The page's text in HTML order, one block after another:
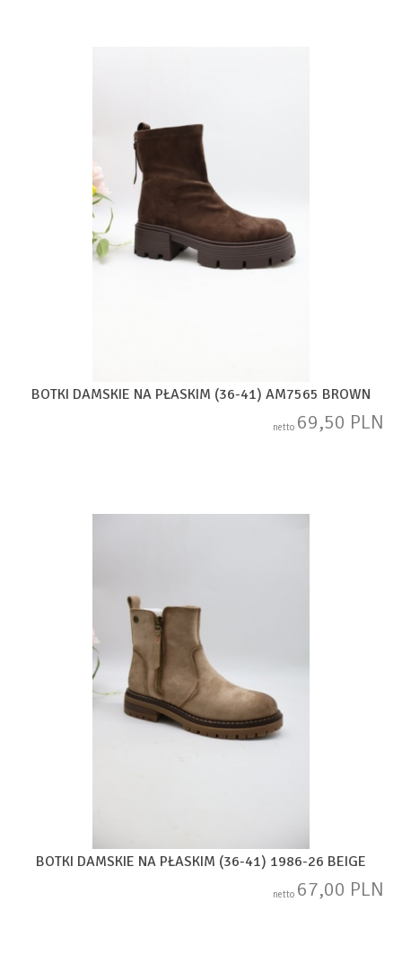
BOTKI DAMSKIE NA PŁASKIM (36-41) AM7565 BROWN
netto 69,50 PLN
BOTKI DAMSKIE NA PŁASKIM (36-41) 1986-26 BEIGE
netto 67,00 PLN